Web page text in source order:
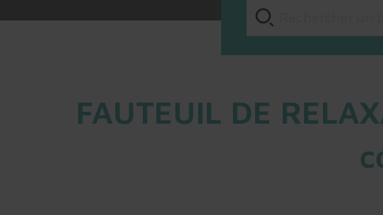
FAUTEUIL DE